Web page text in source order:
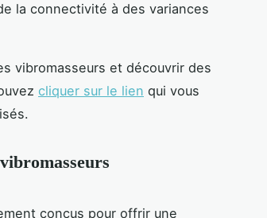
la connectivité à des variances
vibromasseurs et découvrir des
cliquer sur le lien qui vous
conçus pour offrir une